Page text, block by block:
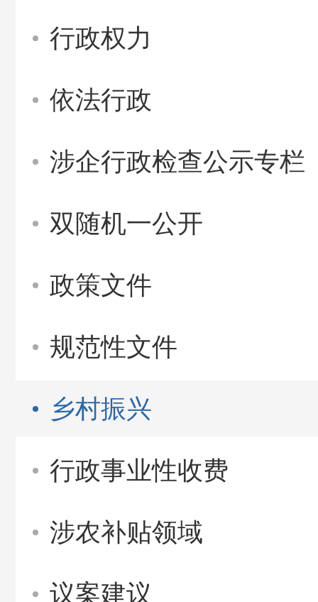
行政权力
依法行政
涉企行政检查公示专栏
双随机一公开
政策文件
规范性文件
乡村振兴
行政事业性收费
涉农补贴领域
议案建议